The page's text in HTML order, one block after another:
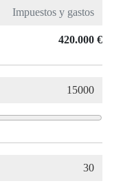
420.000 €